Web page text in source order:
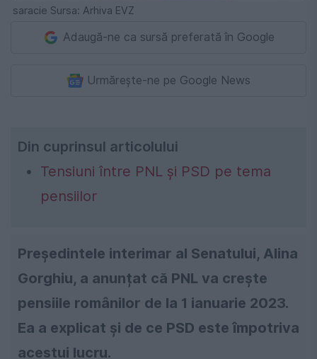
saracie Sursa: Arhiva EVZ
Adaugă-ne ca sursă preferată în Google
Urmărește-ne pe Google News
Din cuprinsul articolului
Tensiuni între PNL și PSD pe tema
pensiilor
Preşedintele interimar al Senatului, Alina
Gorghiu, a anunțat că PNL va crește
pensiile românilor de la 1 ianuarie 2023.
Ea a explicat și de ce PSD este împotriva
acestui lucru.